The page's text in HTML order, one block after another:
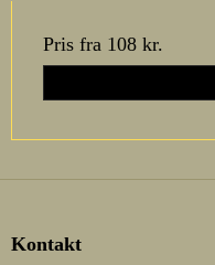
Pris fra 108 kr.
Kontakt